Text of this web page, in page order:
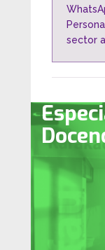
sector